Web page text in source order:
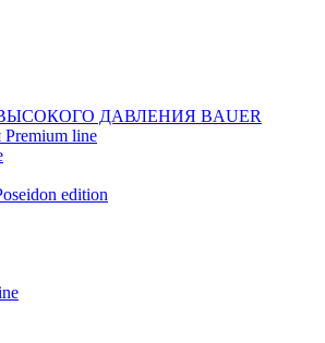
ДАВЛЕНИЯ BAUER
line
edition